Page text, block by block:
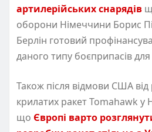
артилерійських снарядів
оборони Німеччини Борис
Берлін готовий
даного типу боєприпасів для
Також після відмови США
крилатих ракет Tomahawk у
що Європі варто